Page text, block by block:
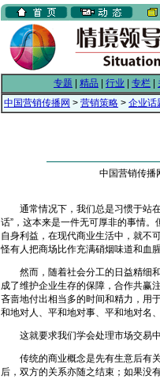
专题 精品 行业 专栏
中国营销传播网 > 营销策略 > 企业话
中国营销传播
通常情况下，我们总是习惯于站在
话”，这本来是一件无可厚非的事情
自身利益，在现代商业生活中，就不
怪有人把商场比作充满硝烟味道和
然而，随着社会分工的日益精细和
成了维护企业生存的保障，合作共赢
吝啬地付出相当多的时间和精力，用
和地对人、平和地对事、平和地对
这就要求我们学会处理市场交易
传统的商业概念是先有生意后有关
后，双方的关系亦随之结束；如果没